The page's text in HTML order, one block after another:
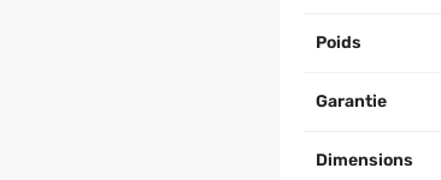
Poids
Garantie
Dimensions